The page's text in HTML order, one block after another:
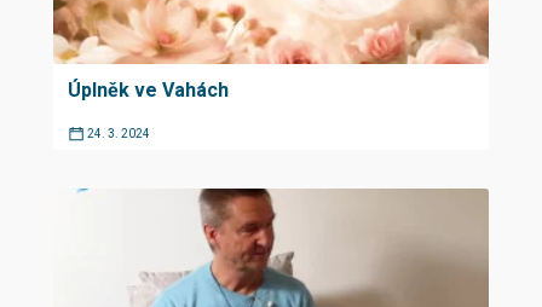
Úplněk ve Vahách
24. 3. 2024